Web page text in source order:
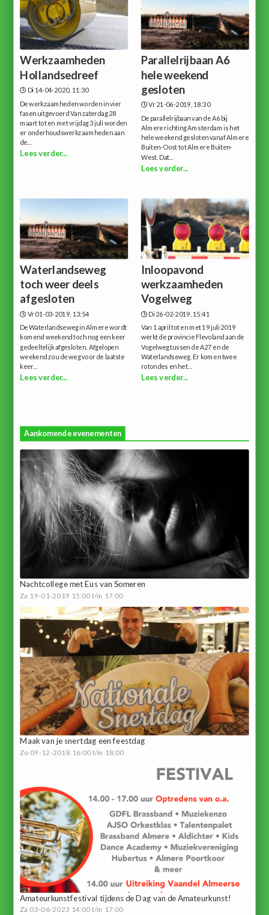
Werkzaamheden
Hollandsedreef
Di 14-04-2020, 11:30
De werkzaamheden worden in vier
fasen uitgevoerd Van zaterdag 28
maart tot en met vrijdag 3 juli worden
er onderhoudswerkzaamheden aan
de...
Lees verder...
Parallelrijbaan A6
hele weekend
gesloten
Vr 21-06-2019, 18:30
De parallelrijbaan van de A6 bij
Almere richting Amsterdam is het
hele weekend gesloten vanaf Almere
Buiten-Oost tot Almere Buiten-
West. Dat...
Lees verder...
Waterlandseweg
toch weer deels
afgesloten
Vr 01-03-2019, 13:54
De Waterlandseweg in Almere wordt
komend weekend toch nog een keer
gedeeltelijk afgesloten. Afgelopen
weekend zou de weg voor de laatste
keer...
Lees verder...
Inloopavond
werkzaamheden
Vogelweg
Di 26-02-2019, 15:41
Van 1 april tot en met 19 juli 2019
werkt de provincie Flevoland aan de
Vogelweg tussen de A27 en de
Waterlandseweg. Er komen twee
rotondes en het...
Lees verder...
Aankomende evenementen
Nachtcollege met Eus van Someren
Za 19-01-2019 15:00 t/m 17:00
Maak van je snertdag een feestdag
Zo 09-12-2018 16:00 t/m 18:00
Amateurkunstfestival tijdens de Dag van de Amateurkunst!
Za 03-06-2023 14:00 t/m 17:00